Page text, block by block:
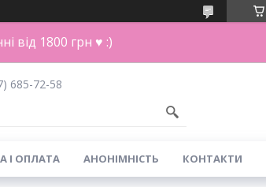
від 1800 грн ♥ :)
685-72-58
І ОПЛАТА АНОНІМНІСТЬ КОНТАКТИ